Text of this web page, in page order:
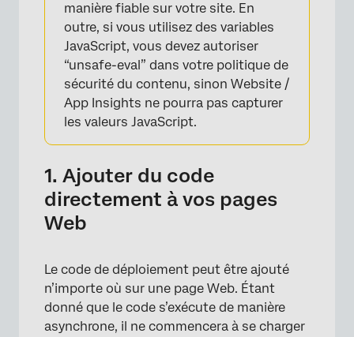
manière fiable sur votre site. En
outre, si vous utilisez des variables
JavaScript, vous devez autoriser
“unsafe-eval” dans votre politique de
sécurité du contenu, sinon Website /
App Insights ne pourra pas capturer
les valeurs JavaScript.
1. Ajouter du code
directement à vos pages
Web
Le code de déploiement peut être ajouté
n’importe où sur une page Web. Étant
donné que le code s’exécute de manière
asynchrone, il ne commencera à se charger